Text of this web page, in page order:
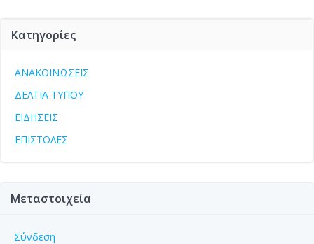
Kατηγορίες
ΑΝΑΚΟΙΝΩΣΕΙΣ
ΔΕΛΤΙΑ ΤΥΠΟΥ
ΕΙΔΗΣΕΙΣ
ΕΠΙΣΤΟΛΕΣ
Μεταστοιχεία
Σύνδεση